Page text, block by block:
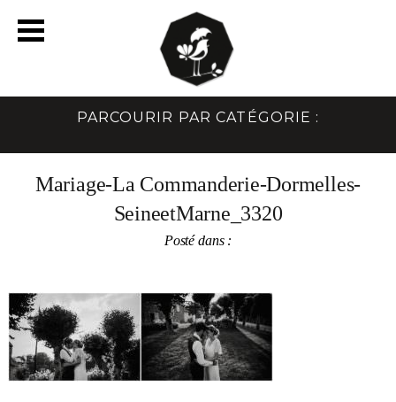
PARCOURIR PAR CATÉGORIE :
Mariage-La Commanderie-Dormelles-
SeineetMarne_3320
Posté dans :